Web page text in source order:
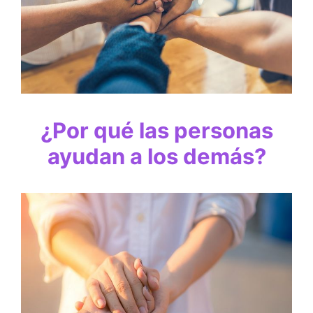
¿Por qué las personas
ayudan a los demás?